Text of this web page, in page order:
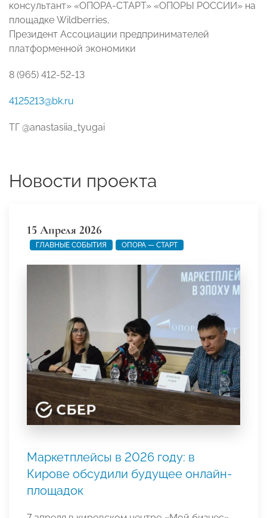
консультант» «ОПОРА-СТАРТ» «ОПОРЫ РОССИИ» на
площадке Wildberries,
Президент Ассоциации предпринимателей
платформенной экономики
8 (965) 412-52-13
4125213@bk.ru
ТГ @anastasiia_tyugai
Новости проекта
15 Апреля 2026
ГЛАВНЫЕ СОБЫТИЯ ОПОРА — СТАРТ
Маркетплейсы в 2026 году: в
Кирове обсудили будущее онлайн-
площадок